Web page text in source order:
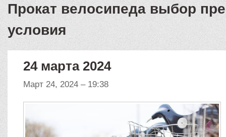
Прокат велосипеда выбор
условия
24 марта 2024
Март 24, 2024 – 19:38